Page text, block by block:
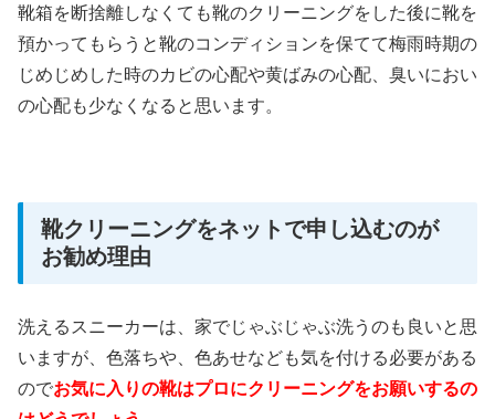
靴箱を断捨離しなくても靴のクリーニングをした後に靴を
預かってもらうと靴のコンディションを保てて梅雨時期の
じめじめした時のカビの心配や黄ばみの心配、臭いにおい
の心配も少なくなると思います。
靴クリーニングをネットで申し込むのが
お勧め理由
洗えるスニーカーは、家でじゃぶじゃぶ洗うのも良いと思
いますが、色落ちや、色あせなども気を付ける必要がある
のでお気に入りの靴はプロにクリーニングをお願いするの